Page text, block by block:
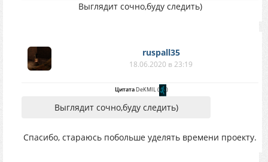
Выглядит сочно,буду следить)
ruspall35
18.06.2020 в 23:19
ЦитатаDeKMIL( )
Выглядит сочно,буду следить)
Спасибо, стараюсь побольше уделять времени проекту.